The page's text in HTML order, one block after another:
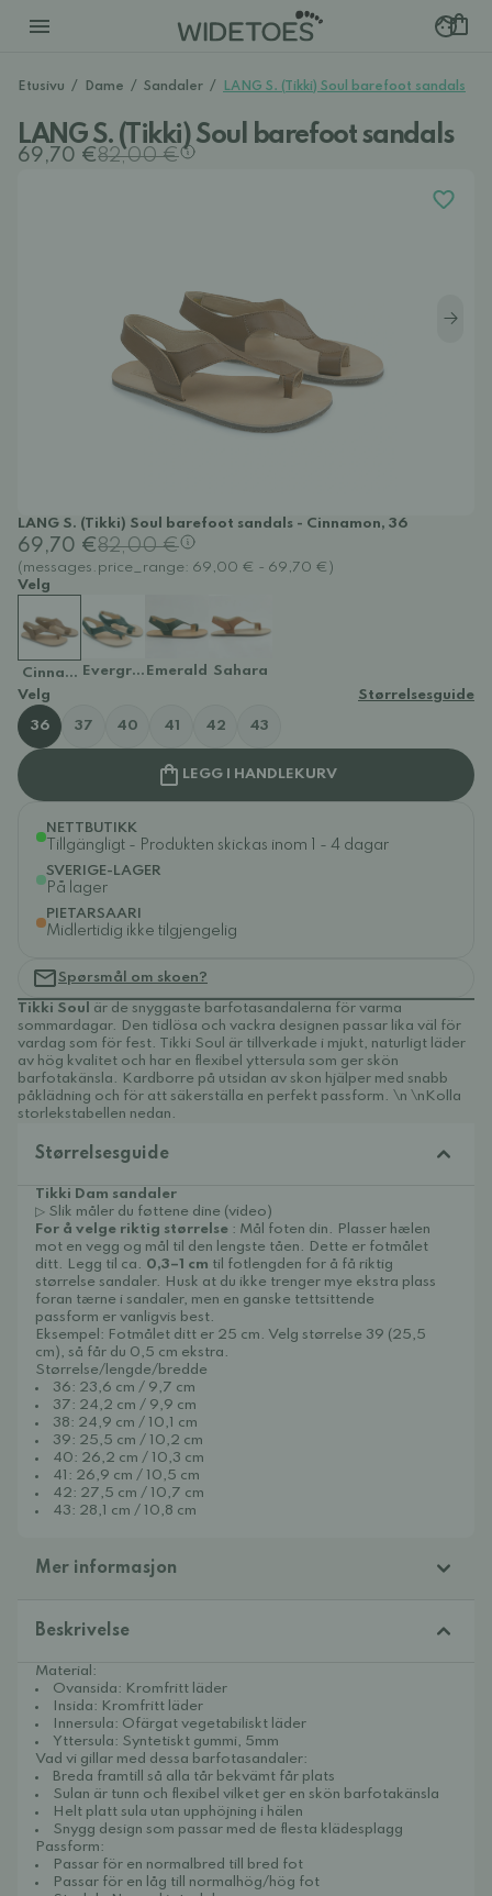
Etusivu / Dame / Sandaler / LANG S. (Tikki) Soul barefoot sandals
LANG S. (Tikki) Soul barefoot sandals
69,70 €82,00 €
LANG S. (Tikki) Soul barefoot sandals - Cinnamon, 36
69,70 €82,00 €
(messages.price_range: 69,00 € - 69,70 €)
Velg
CinnamonEvergreenEmerald
Sahara
Velg
Størrelsesguide
36 37 40 41 42 43
LEGG I HANDLEKURV
NETTBUTIKK
Tillgängligt - Produkten skickas inom 1 - 4 dagar
SVERIGE-LAGER
På lager
PIETARSAARI
Midlertidig ikke tilgjengelig
Spørsmål om skoen?
Tikki Soul
är de snyggaste barfotasandalerna för varma
sommardagar. Den tidlösa och vackra designen passar lika väl för
vardag som för fest. Tikki Soul är tillverkade i mjukt, naturligt läder
av hög kvalitet och har en flexibel yttersula som ger skön
barfotakänsla. Kardborre på utsidan av skon hjälper med snabb
påklädning och för att säkerställa en perfekt passform. \n \nKolla
storlekstabellen nedan.
Størrelsesguide
Tikki Dam sandaler
▷ Slik måler du føttene dine (video)
For å velge riktig størrelse : Mål foten din. Plasser hælen
mot en vegg og mål til den lengste tåen. Dette er fotmålet
ditt. Legg til ca. 0,3–1 cm til fotlengden for å få riktig
størrelse sandaler. Husk at du ikke trenger mye ekstra plass
foran tærne i sandaler, men en ganske tettsittende
passform er vanligvis best.
Eksempel: Fotmålet ditt er 25 cm. Velg størrelse 39 (25,5
cm), så får du 0,5 cm ekstra.
Størrelse/lengde/bredde
36: 23,6 cm / 9,7 cm
37: 24,2 cm / 9,9 cm
38: 24,9 cm / 10,1 cm
39: 25,5 cm / 10,2 cm
40: 26,2 cm / 10,3 cm
41: 26,9 cm / 10,5 cm
42: 27,5 cm / 10,7 cm
43: 28,1 cm / 10,8 cm
Mer informasjon
Beskrivelse
Material:
Ovansida: Kromfritt läder
Insida: Kromfritt läder
Innersula: Ofärgat vegetabiliskt läder
Yttersula: Syntetiskt gummi, 5mm
Vad vi gillar med dessa barfotasandaler:
Breda framtill så alla tår bekvämt får plats
Sulan är tunn och flexibel vilket ger en skön barfotakänsla
Helt platt sula utan upphöjning i hälen
Snygg design som passar med de flesta klädesplagg
Passform:
Passar för en normalbred till bred fot
Passar för en låg till normalhög/hög fot